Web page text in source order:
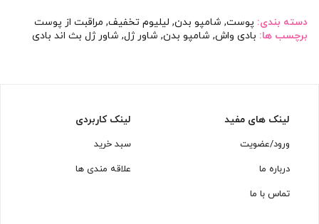
دسته بندی: پوست, شامپو بدن, لیلیوم تخفیف, مراقبت از پوست
برچسب ها: بادی واش, شامپو بدن, شاور ژل, شاور ژل بث اند بادی
لینک های مفید
ورود/عضویت
درباره ما
تماس با ما
لینک کاربردی
سبد خرید
علاقه مندی ها